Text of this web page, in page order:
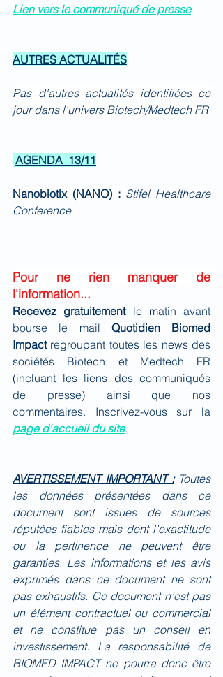
Lien vers le communiqué de presse
AUTRES ACTUALITÉS
Pas d'autres actualités identifiées ce
jour dans l'univers Biotech/Medtech FR
AGENDA  13/11
Nanobiotix (NANO) : Stifel Healthcare
Conference
Pour ne rien manquer de
l'information...
Recevez gratuitement le matin avant
bourse le mail Quotidien Biomed
Impact regroupant toutes les news des
sociétés Biotech et Medtech FR
(incluant les liens des communiqués
de presse) ainsi que nos
page d'accueil du site.
AVERTISSEMENT IMPORTANT : Toutes
les données présentées dans ce
document sont issues de sources
réputées fiables mais dont l’exactitude
ou la pertinence ne peuvent être
garanties. Les informations et les avis
exprimés dans ce document ne sont
pas exhaustifs. Ce document n’est pas
un élément contractuel ou commercial
et ne constitue pas un conseil en
investissement. La responsabilité de
BIOMED IMPACT ne pourra donc être